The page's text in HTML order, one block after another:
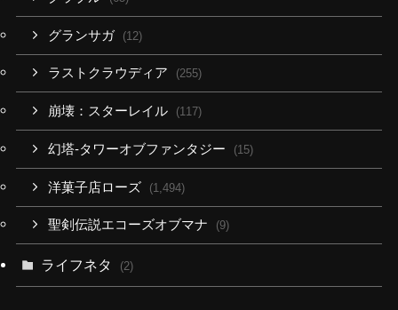
グランサガ (12)
ラストクラウディア (255)
崩壊：スターレイル (117)
幻塔-タワーオブファンタジー (15)
洋菓子店ローズ (1,494)
聖剣伝説エコーズオブマナ (9)
ライフネタ (2)